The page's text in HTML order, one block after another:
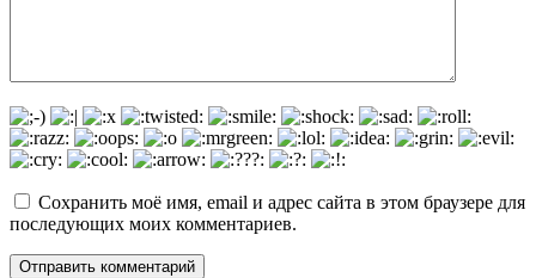
Сохранить моё имя, email и адрес сайта в этом браузере для
последующих моих комментариев.